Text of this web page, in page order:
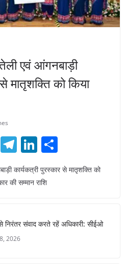
एवं आंगनबाड़ी
मातृशक्ति को किया
X T
el
e
m
Li
n
k
n
h
ar
कार्यकत्री पुरस्कार से मातृशक्ति को
की सम्मान राशि
निरंतर संवाद करते रहें अधिकारी: सीईओ
2026